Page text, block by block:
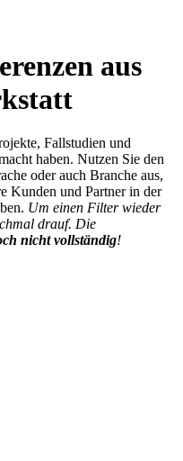
aus
Fallstudien und
haben. Nutzen Sie den
oder auch Branche aus,
Kunden und Partner in der
Um einen Filter wieder
drauf. Die
nicht vollständig!